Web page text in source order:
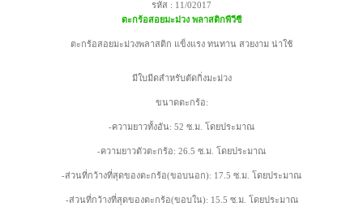
รหัส : 11/02017
ตะกร้อสอยมะม่วง พลาสติกพีวีซี
ตะกร้อสอยมะม่วงพลาสติก แข็งแรง ทนทาน สวยงาม น่าใช้
มีใบมีดสำหรับตัดกิ่งมะม่วง
ขนาดตะกร้อ:
-ความยาวทั้งอัน: 52 ซ.ม. โดยประมาณ
-ความยาวตัวตะกร้อ: 26.5 ซ.ม. โดยประมาณ
-ส่วนที่กว้างที่สุดของตะกร้อ(ขอบนอก): 17.5 ซ.ม. โดยประมาณ
-ส่วนที่กว้างที่สุดของตะกร้อ(ขอบใน): 15.5 ซ.ม. โดยประมาณ